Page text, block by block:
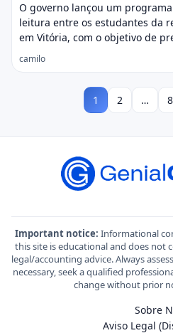
O governo lançou um
leitura entre os estudantes da
em Vitória, com o objetivo de
camilo
1 2 … 8
Important notice: Informational
this site is educational and does not
legal/accounting advice. Always
necessary, seek a qualified
change without prior
Sobre
Aviso Legal